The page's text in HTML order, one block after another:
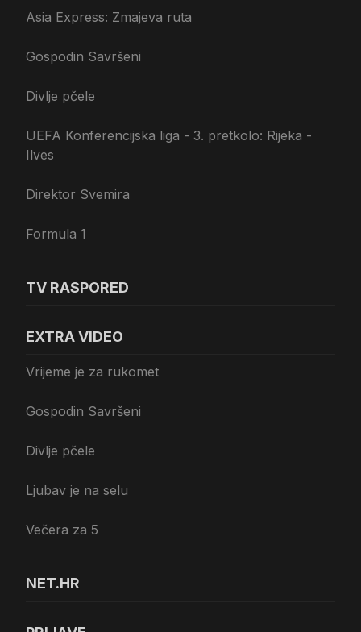
Asia Express: Zmajeva ruta
Gospodin Savršeni
Divlje pčele
UEFA Konferencijska liga - 3. pretkolo: Rijeka -
Ilves
Direktor Svemira
Formula 1
TV RASPORED
EXTRA VIDEO
Vrijeme je za rukomet
Gospodin Savršeni
Divlje pčele
Ljubav je na selu
Večera za 5
NET.HR